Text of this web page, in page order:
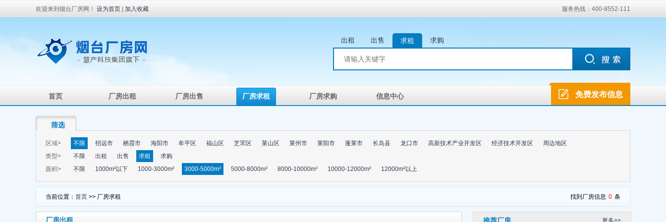
欢迎来到烟台厂房网！ 设为首页 加入收藏 服务热线：400-8552-111
出租 出售 求租 求购
首页 厂房出租 厂房出售 厂房求租 厂房求购 信息中心 免费发布信息
筛选
区域> 不限 招远市 栖霞市 海阳市 牟平区 福山区 芝罘区 莱山区 莱州市 莱阳市 蓬莱市 长岛县 龙口市 高新技术产业开发区 经济技术开发区
周边地区
类型>
不限 出租 出售 求租
求购
面积>
不限 1000m²以下 1000-3000m² 3000-5000m² 5000-8000m² 8000-10000m² 10000-12000m² 12000m²以上
当前位置： 首页 >> 厂房求租 找到厂房信息 0 条
厂房出租 更多>>